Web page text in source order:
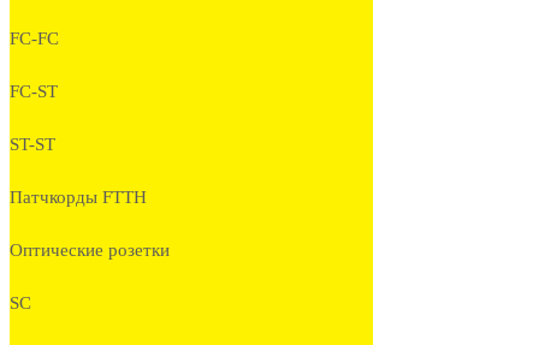
FC-FC
FC-ST
ST-ST
Патчкорды FTTH
Оптические розетки
SC